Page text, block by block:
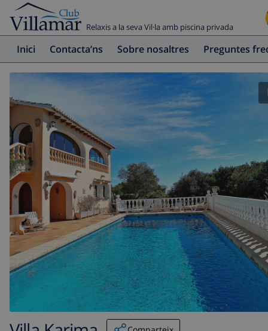
Relaxis a la seva Vil·la amb piscina privada
Inici Contacta’ns Sobre nosaltres Preguntes